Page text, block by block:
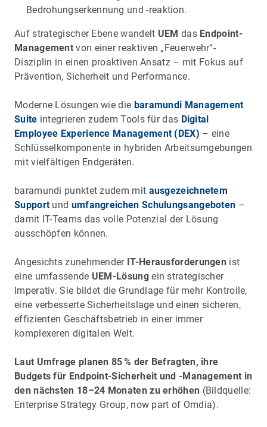
Bedrohungserkennung und -reaktion.
Auf strategischer Ebene wandelt UEM das Endpoint-
Management von einer reaktiven „Feuerwehr“-
Disziplin in einen proaktiven Ansatz – mit Fokus auf
Prävention, Sicherheit und Performance.
Moderne Lösungen wie die baramundi Management
Suite integrieren zudem Tools für das Digital
Employee Experience Management (DEX) – eine
Schlüsselkomponente in hybriden Arbeitsumgebungen
mit vielfältigen Endgeräten.
baramundi punktet zudem mit ausgezeichnetem
Supportund umfangreichen Schulungsangeboten –
damit IT-Teams das volle Potenzial der Lösung
ausschöpfen können.
Angesichts zunehmender IT-Herausforderungen ist
eine umfassende UEM-Lösungein strategischer
Imperativ. Sie bildet die Grundlage für mehr Kontrolle,
eine verbesserte Sicherheitslage und einen sicheren,
effizienten Geschäftsbetrieb in einer immer
komplexeren digitalen Welt.
Laut Umfrage planen 85 % der Befragten, ihre
Budgets für Endpoint-Sicherheit und -Management in
den nächsten 18–24 Monaten zu erhöhen (Bildquelle:
Enterprise Strategy Group, now part of Omdia).